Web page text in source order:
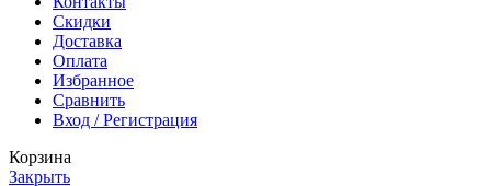
Скидки
Доставка
Оплата
Избранное
Сравнить
Вход / Регистрация
Корзина
Закрыть